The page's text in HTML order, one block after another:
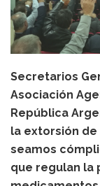
Secretarios
Asociación
República
la extorsión
seamos
que regulan la